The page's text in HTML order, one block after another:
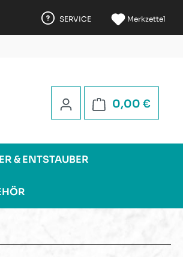
SERVICE Merkzettel
0,00 €
& ENTSTAUBER